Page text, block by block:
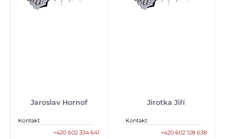
Jaroslav Hornof
Kontakt
+420 602 334 641
Jirotka Jiří
Kontakt
+420 602 128 638